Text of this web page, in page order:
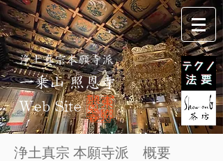
浄土真宗本願寺派
一乗山 照恩寺
Web Site
浄土真宗 本願寺派 概要